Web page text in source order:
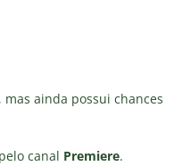
, mas ainda possui chances
canal Premiere.